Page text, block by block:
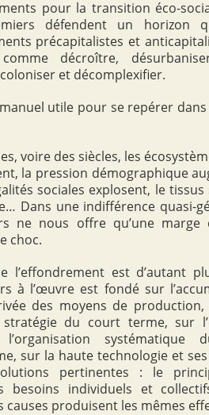
pour la transition éco-
défendent un horizon
précapitalistes et
décroître,
et décomplexifier.
utile pour se repérer
voire des siècles, les
la pression démographique
sociales explosent, le
Dans une indifférence quasi-
ne nous offre qu’une
choc.
l’effondrement est d’autant
à l’œuvre est fondé sur
des moyens de
du court terme, sur
systématique
sur la haute technologie et
pertinentes : le
besoins individuels et
causes produisent les mêmes